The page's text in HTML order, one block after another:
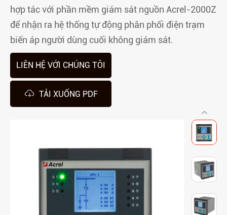
hợp tác với phần mềm giám sát nguồn Acrel-2000Z
để nhận ra hệ thống tự động phân phối điện trạm
biến áp người dùng cuối không giám sát.
LIÊN HỆ VỚI CHÚNG TÔI
 TẢI XUỐNG PDF